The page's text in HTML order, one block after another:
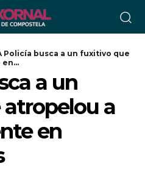
Policía busca a un fuxitivo que
a un
a
en